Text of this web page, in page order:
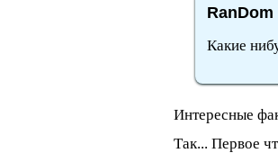
Какие
Интересные
Так... Первое